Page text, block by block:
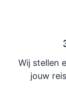
Wij stellen
jouw